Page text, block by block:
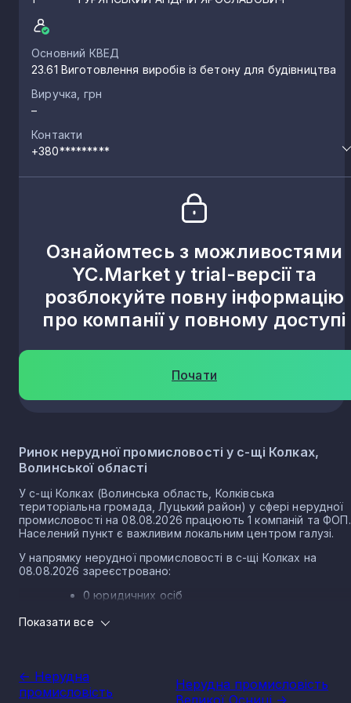
Основний КВЕД
23.61 Виготовлення виробів із бетону для будівництва
Виручка, грн
–
Контакти
+380*********
Ознайомтесь з можливостями
YC.Market у trial-версії та
розблокуйте повну інформацію
про компанії у повному доступі
Почати
Ринок нерудної промисловості у с-щі Колках,
Волинської області
У с-щі Колках (Волинська область, Колківська
територіальна громада, Луцький район) у сфері нерудної
промисловості на 08.08.2026 працюють 1 компаній та ФОП.
Населений пункт є важливим локальним центром галузі.
У напрямку нерудної промисловості в с-щі Колках на
08.08.2026 зареєстровано:
0 юридичних осіб
Варто зазначити, що Україна має низку сприятливих умов
Показати все
<- Нерудна
промисловість
Нерудна промисловість
Великої Осниці ->